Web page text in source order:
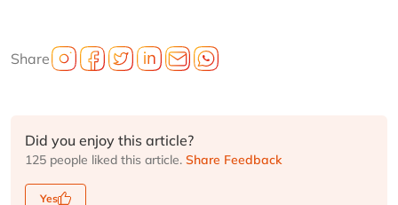
Share
Did you enjoy this article?
125 people liked this article. Share Feedback
Yes